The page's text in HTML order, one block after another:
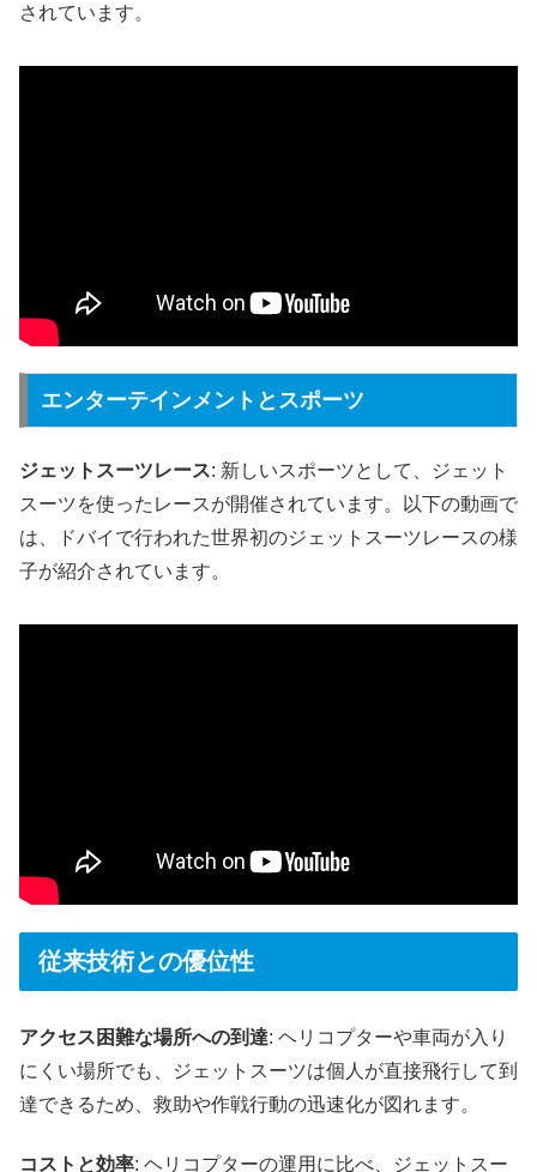
されています。​
エンターテインメントとスポーツ
ジェットスーツレース: 新しいスポーツとして、ジェット
スーツを使ったレースが開催されています。以下の動画で
は、ドバイで行われた世界初のジェットスーツレースの様
子が紹介されています。​
従来技術との優位性
アクセス困難な場所への到達: ヘリコプターや車両が入り
にくい場所でも、ジェットスーツは個人が直接飛行して到
達できるため、救助や作戦行動の迅速化が図れます。​
コストと効率: ヘリコプターの運用に比べ、ジェットスー